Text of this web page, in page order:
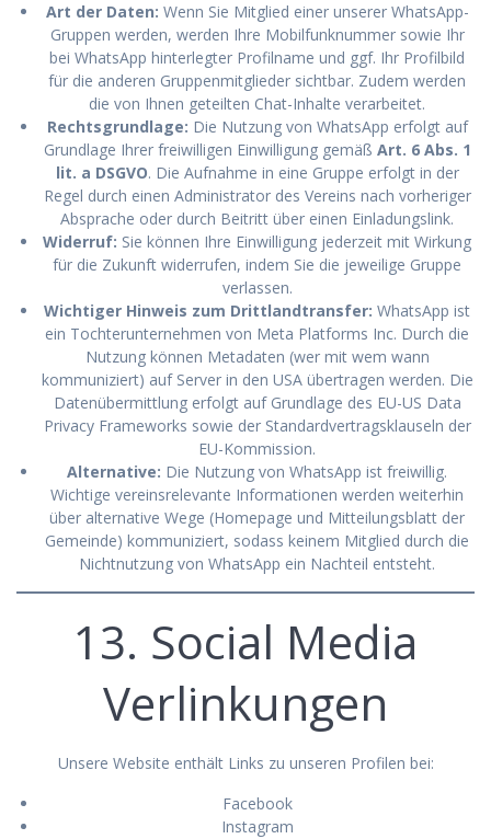
Art der Daten: Wenn Sie Mitglied einer unserer WhatsApp-
Gruppen werden, werden Ihre Mobilfunknummer sowie Ihr
bei WhatsApp hinterlegter Profilname und ggf. Ihr Profilbild
für die anderen Gruppenmitglieder sichtbar. Zudem werden
die von Ihnen geteilten Chat-Inhalte verarbeitet.
Rechtsgrundlage: Die Nutzung von WhatsApp erfolgt auf
Grundlage Ihrer freiwilligen Einwilligung gemäß Art. 6 Abs. 1
lit. a DSGVO. Die Aufnahme in eine Gruppe erfolgt in der
Regel durch einen Administrator des Vereins nach vorheriger
Absprache oder durch Beitritt über einen Einladungslink.
Widerruf: Sie können Ihre Einwilligung jederzeit mit Wirkung
für die Zukunft widerrufen, indem Sie die jeweilige Gruppe
verlassen.
Wichtiger Hinweis zum Drittlandtransfer: WhatsApp ist
ein Tochterunternehmen von Meta Platforms Inc. Durch die
Nutzung können Metadaten (wer mit wem wann
kommuniziert) auf Server in den USA übertragen werden. Die
Datenübermittlung erfolgt auf Grundlage des EU-US Data
Privacy Frameworks sowie der Standardvertragsklauseln der
EU-Kommission.
Alternative: Die Nutzung von WhatsApp ist freiwillig.
Wichtige vereinsrelevante Informationen werden weiterhin
über alternative Wege (Homepage und Mitteilungsblatt der
Gemeinde) kommuniziert, sodass keinem Mitglied durch die
Nichtnutzung von WhatsApp ein Nachteil entsteht.
13. Social Media
Verlinkungen
Unsere Website enthält Links zu unseren Profilen bei:
Facebook
Instagram